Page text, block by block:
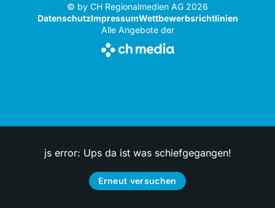
© by CH Regionalmedien AG 2026
DatenschutzImpressumWettbewerbsrichtlinien
Alle Angebote der
js error: Ups da ist was schiefgegangen!
Erneut versuchen